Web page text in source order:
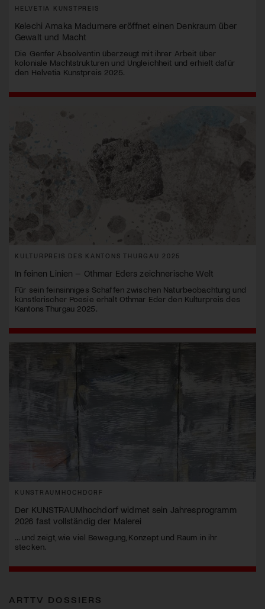
HELVETIA KUNSTPREIS
Kelechi Amaka Madumere eröffnet einen Denkraum über
Gewalt und Macht
Die Genfer Absolventin überzeugt mit ihrer Arbeit über
koloniale Machtstrukturen und Ungleichheit und erhielt dafür
den Helvetia Kunstpreis 2025.
KULTURPREIS DES KANTONS THURGAU 2025
In feinen Linien – Othmar Eders zeichnerische Welt
Für sein feinsinniges Schaffen zwischen Naturbeobachtung und
künstlerischer Poesie erhält Othmar Eder den Kulturpreis des
Kantons Thurgau 2025.
KUNSTRAUMHOCHDORF
Der KUNSTRAUMhochdorf widmet sein Jahresprogramm
2026 fast vollständig der Malerei
... und zeigt, wie viel Bewegung, Konzept und Raum in ihr
stecken.
ARTTV DOSSIERS